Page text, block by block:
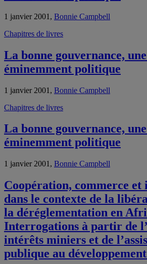
1 janvier 2001, Bonnie Campbell
Chapitres de livres
La bonne gouvernance,
éminemment politique
1 janvier 2001, Bonnie Campbell
Chapitres de livres
La bonne gouvernance,
éminemment politique
1 janvier 2001, Bonnie Campbell
Coopération, commerce et
dans le contexte de la
la déréglementation en
Interrogations à partir de
intérêts miniers et de
publique au